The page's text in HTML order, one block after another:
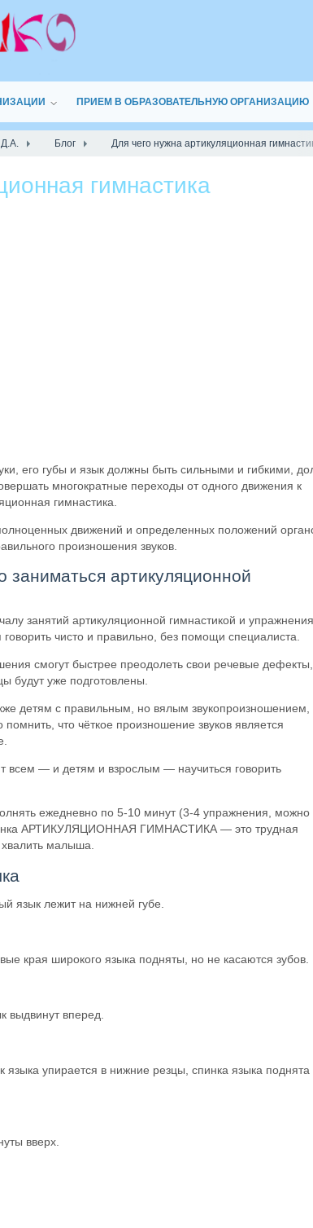
ПРИЕМ В ОБРАЗОВАТЕЛЬНУЮ ОРГАНИЗАЦИЮ
Д.А. Блог Для чего нужна артикуляционная
гимнастика
его губы и язык должны быть сильными и гибкими,
многократные переходы от одного движения к
гимнастика.
движений и определенных положений
произношения звуков.
артикуляционной
занятий артикуляционной гимнастикой и
чисто и правильно, без помощи специалиста.
смогут быстрее преодолеть свои речевые дефекты,
будут уже подготовлены.
детям с правильным, но вялым звукопроизношением,
что чёткое произношение звуков является
всем — и детям и взрослым — научиться говорить
ежедневно по 5-10 минут (3-4 упражнения, можно
АРТИКУЛЯЦИОННАЯ ГИМНАСТИКА — это трудная
хвалить малыша.
язык лежит на нижней губе.
края широкого языка подняты, но не касаются зубов.
выдвинут вперед.
упирается в нижние резцы, спинка языка поднята
вверх.